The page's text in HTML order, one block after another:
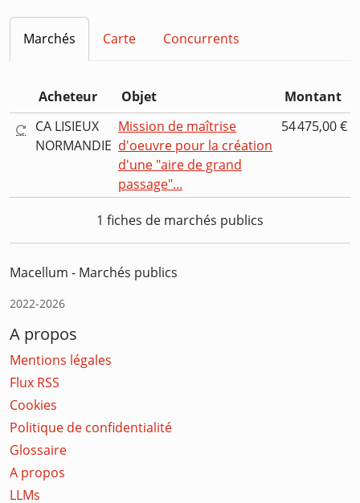
Marchés Carte Concurrents
Acheteur Objet
Montant
CA LISIEUX
NORMANDIE
Mission de maîtrise
d'oeuvre pour la création
d'une "aire de grand
passage"...
54 475,00 €
1 fiches de marchés publics
Macellum - Marchés publics
2022-2026
A propos
Mentions légales
Flux RSS
Cookies
Politique de confidentialité
Glossaire
A propos
LLMs